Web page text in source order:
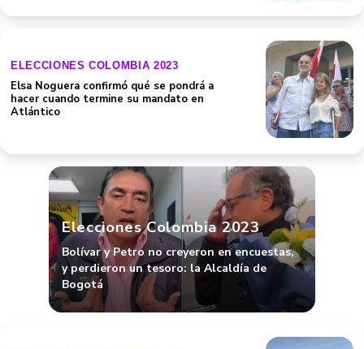
ELECCIONES COLOMBIA 2023
Elsa Noguera confirmó qué se pondrá a
hacer cuando termine su mandato en
Atlántico
Elecciones Colombia 2023
Bolívar y Petro no creyeron en encuestas,
y perdieron un tesoro: la Alcaldía de
Bogotá